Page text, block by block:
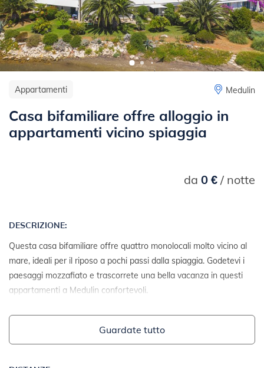
Appartamenti Medulin
Casa bifamiliare offre alloggio in
appartamenti vicino spiaggia
da 0 €/ notte
DESCRIZIONE:
Questa casa bifamiliare offre quattro monolocali molto vicino al
mare, ideali per il riposo a pochi passi dalla spiaggia. Godetevi i
paesaggi mozzafiato e trascorrete una bella vacanza in questi
appartamenti a Medulin confortevoli.
Guardate tutto